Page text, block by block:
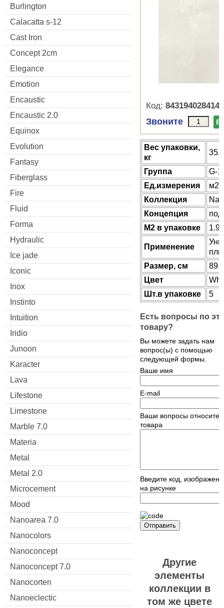
Burlington
Calacatta s-12
Cast Iron
Concept 2cm
Elegance
Emotion
Encaustic
Encaustic 2.0
Equinox
Evolution
Fantasy
Fiberglass
Fire
Fluid
Forma
Hydraulic
Ice jade
Iconic
Inox
Instinto
Intuition
Iridio
Junoon
Karacter
Lava
Lifestone
Limestone
Marble 7.0
Materia
Metal
Metal 2.0
Microcement
Mood
Nanoarea 7.0
Nanocolors
Nanoconcept
Nanoconcept 7.0
Nanocorten
Nanoeclectic
Код: 8431940284144
Звоните В
Веc упаковки,
кг
Группа
G-
Ед.измерения
м2
Коллекция
Концепция
М2 в упаковке
Применение
Размер, см
Цвет
Шт.в упаковке
5
Есть вопросы по
товару?
Вы можете задать нам
вопрос(ы) с помощью
следующей формы.
Ваше имя
E-mail
Ваши вопросы
товара
Введите код,
на рисунке
Отправить
Другие
элементы
коллекции в
том же цвете